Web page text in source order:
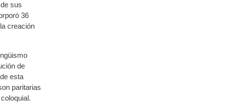
sus
36
creación
de
esta
paritarias